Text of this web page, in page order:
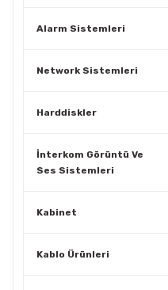
Alarm Sistemleri
Network Sistemleri
Harddiskler
İnterkom Görüntü Ve
Ses Sistemleri
Kabinet
Kablo Ürünleri